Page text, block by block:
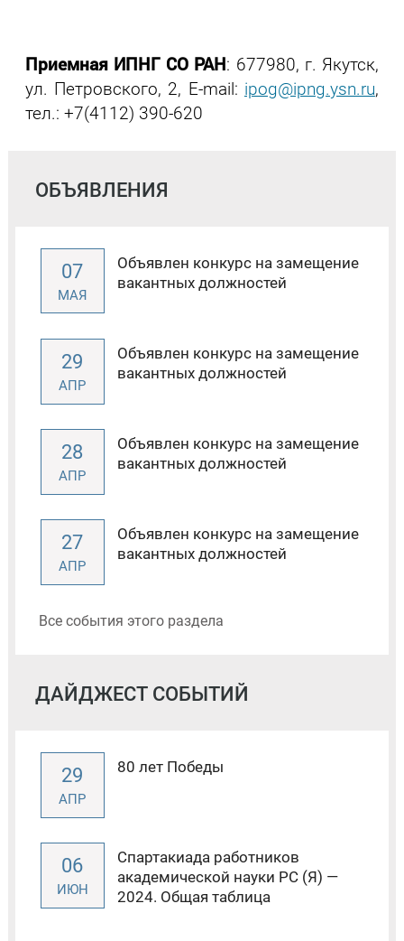
Приемная ИПНГ СО РАН: 677980, г. Якутск,
ул. Петровского, 2, E-mail: ipog@ipng.ysn.ru,
тел.: +7(4112) 390-620
ОБЪЯВЛЕНИЯ
07
МАЯ
Объявлен конкурс на замещение
вакантных должностей
29
АПР
Объявлен конкурс на замещение
вакантных должностей
28
АПР
Объявлен конкурс на замещение
вакантных должностей
27
АПР
Объявлен конкурс на замещение
вакантных должностей
Все события этого раздела
ДАЙДЖЕСТ СОБЫТИЙ
29
АПР
80 лет Победы
06
ИЮН
Спартакиада работников
академической науки РС (Я) —
2024. Общая таблица